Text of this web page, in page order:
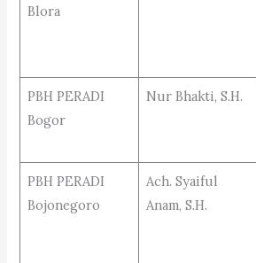
Blora
PBH PERADI
Bogor
Nur Bhakti, S.H.
PBH PERADI
Bojonegoro
Ach. Syaiful
Anam, S.H.